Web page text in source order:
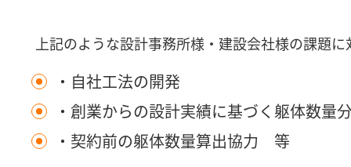
上記のような設計事務所様・建設会社様の課題に
・自社工法の開発
・創業からの設計実績に基づく躯体数量
・契約前の躯体数量算出協力 等